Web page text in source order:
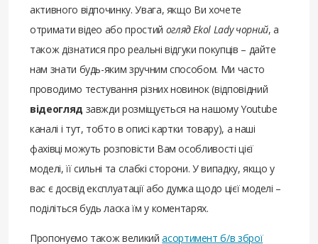
активного відпочинку. Увага, якщо Ви хочете
отримати відео або простий огляд Ekol Lady чорний, а
також дізнатися про реальні відгуки покупців – дайте
нам знати будь-яким зручним способом. Ми часто
проводимо тестування різних новинок (відповідний
відеогляд завжди розміщується на нашому Youtube
каналі і тут, тобто в описі картки товару), а наші
фахівці можуть розповісти Вам особливості цієї
моделі, її сильні та слабкі сторони. У випадку, якщо у
вас є досвід експлуатації або думка щодо цієї моделі –
поділіться будь ласка їм у коментарях.
Пропонуємо також великийасортимент б/в зброї